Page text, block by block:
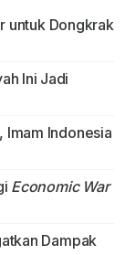
untuk Dongkrak
Ini Jadi
Imam Indonesia
Economic War
Dampak